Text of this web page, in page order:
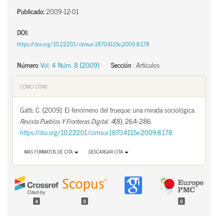
Publicado:2009-12-01
DOI:
https://doi.org/10.22201/cimsur.18704115e.2009.8.178
NúmeroVol. 4 Núm. 8 (2009) Sección :Artículos
CÓMO CITAR
Gatti, C. (2009). El fenómeno del trueque: una mirada sociológica.
Revista Pueblos Y Fronteras Digital, 4(8), 264-286.
https://doi.org/10.22201/cimsur.18704115e.2009.8.178
MÁS FORMATOS DE CITA DESCARGAR CITA
4 0 0